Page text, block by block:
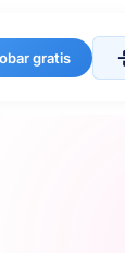
gratis